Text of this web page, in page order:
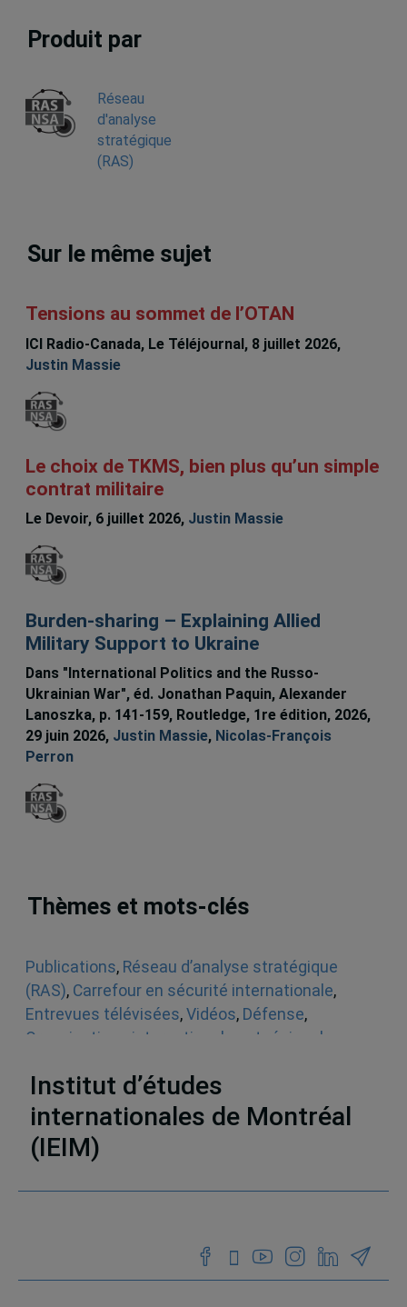
Produit par
Réseau
d'analyse
stratégique
(RAS)
Sur le même sujet
Tensions au sommet de l’OTAN
ICI Radio-Canada, Le Téléjournal, 8 juillet 2026,
Justin Massie
Le choix de TKMS, bien plus qu’un simple
contrat militaire
Le Devoir, 6 juillet 2026, Justin Massie
Burden-sharing – Explaining Allied
Military Support to Ukraine
Dans "International Politics and the Russo-
Ukrainian War", éd. Jonathan Paquin, Alexander
Lanoszka, p. 141-159, Routledge, 1re édition, 2026,
29 juin 2026, Justin Massie, Nicolas-François
Perron
Thèmes et mots-clés
Publications, Réseau d’analyse stratégique
(RAS), Carrefour en sécurité internationale,
Entrevues télévisées, Vidéos, Défense,
Organisations internationales et régionales
Institut d’études
internationales de Montréal
(IEIM)